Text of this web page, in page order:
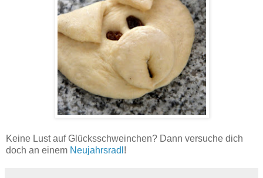
Keine Lust auf Glücksschweinchen? Dann versuche dich
doch an einem Neujahrsradl !